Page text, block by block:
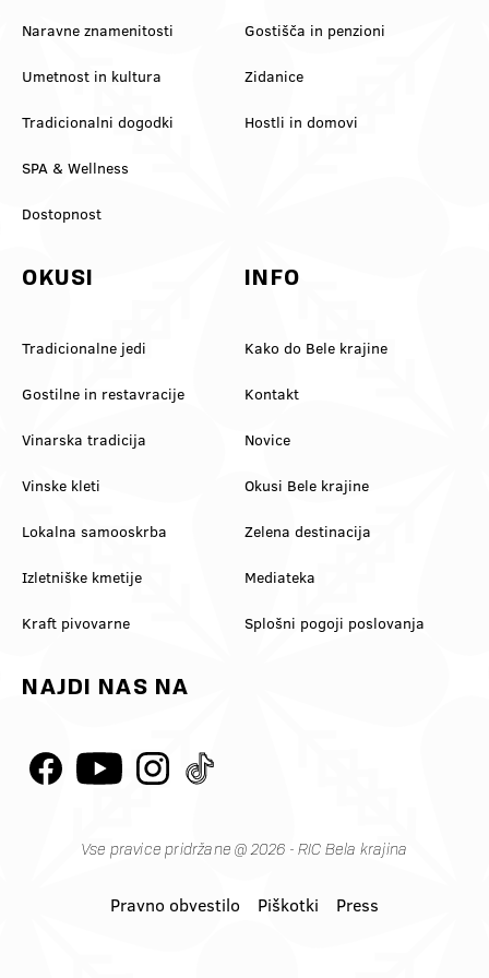
Naravne znamenitosti
Umetnost in kultura
Tradicionalni dogodki
SPA & Wellness
Dostopnost
Gostišča in penzioni
Zidanice
Hostli in domovi
OKUSI
Tradicionalne jedi
Gostilne in restavracije
Vinarska tradicija
Vinske kleti
Lokalna samooskrba
Izletniške kmetije
Kraft pivovarne
INFO
Kako do Bele krajine
Kontakt
Novice
Okusi Bele krajine
Zelena destinacija
Mediateka
Splošni pogoji poslovanja
NAJDI NAS NA
Vse pravice pridržane @ 2026 - RIC Bela krajina
Pravno obvestilo Piškotki Press